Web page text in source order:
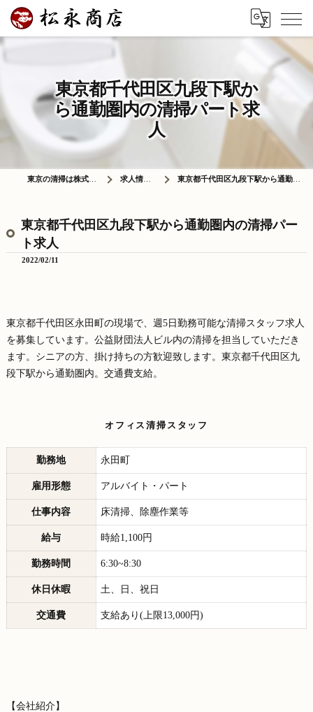
東京都千代田区九段下駅か
ら通勤圏内の清掃パート求
人
東京の清掃は株式会社松永商店 求人情報ブログ 東京都千代田区九段下駅から通勤圏内の清掃パート求人
東京都千代田区九段下駅から通勤圏内の清掃パー
ト求人
2022/02/11
東京都千代田区永田町の現場で、週5日勤務可能な清掃スタッフ求人
を募集しています。公益財団法人ビル内の清掃を担当していただき
ます。シニアの方、掛け持ちの方歓迎致します。東京都千代田区九
段下駅から通勤圏内。交通費支給。
オフィス清掃スタッフ
勤務地 永田町
雇用形態 アルバイト・パート
仕事内容 床清掃、除塵作業等
給与 時給1,100円
勤務時間 6:30~8:30
休日休暇 土、日、祝日
交通費 支給あり(上限13,000円)
【会社紹介】